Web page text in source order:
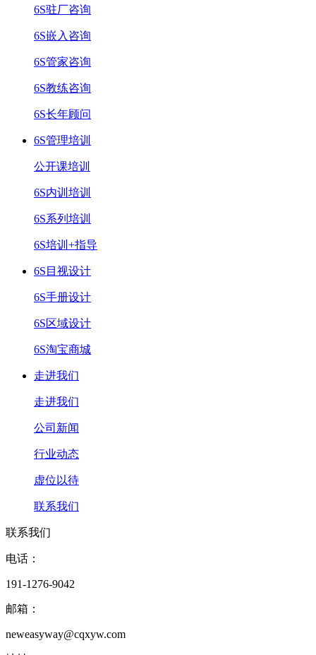
6S驻厂咨询
6S嵌入咨询
6S管家咨询
6S教练咨询
6S长年顾问
6S管理培训
公开课培训
6S内训培训
6S系列培训
6S培训+指导
6S目视设计
6S手册设计
6S区域设计
6S淘宝商城
走进我们
走进我们
公司新闻
行业动态
虚位以待
联系我们
联系我们
电话：
191-1276-9042
邮箱：
neweasyway@cqxyw.com